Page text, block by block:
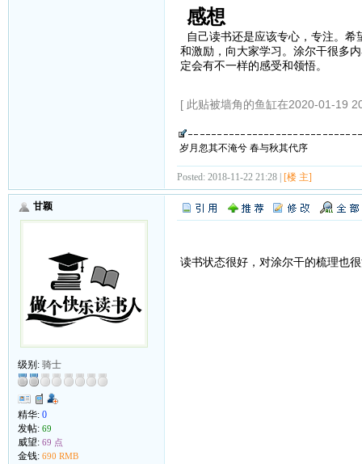
感想
自己读书还是应该专心，专注。希
和激励，向大家学习。涂尔干很多
定会有不一样的感受和领悟。
[ 此贴被墙角的鱼缸在2020-01-19
岁月忽其不淹兮 春与秋其代序
Posted: 2018-11-22 21:28 | [楼 主]
甘颖
级别: 骑士
精华: 0
发帖: 69
威望: 69 点
金钱: 690 RMB
读书状态很好，对涂尔干的梳理也